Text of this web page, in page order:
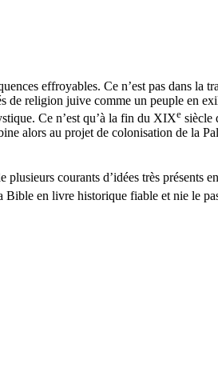
effroyables. Ce n’est pas dans la
de religion juive comme un peuple en
Ce n’est qu’à la fin du XIXe siècle
alors au projet de colonisation de la
courants d’idées très présents
en livre historique fiable et nie le